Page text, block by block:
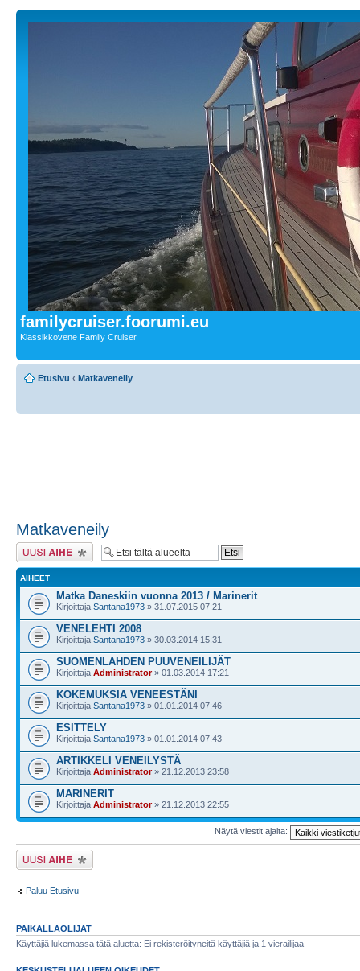
familycruiser.foorumi.eu
Klassikkovene Family Cruiser
Etusivu ‹ Matkaveneily
Matkaveneily
Lähetä uusi viesti
AIHEET
Matka Daneskiin vuonna 2013 / Marinerit
Kirjoittaja Santana1973 » 31.07.2015 07:21
VENELEHTI 2008
Kirjoittaja Santana1973 » 30.03.2014 15:31
SUOMENLAHDEN PUUVENEILIJÄT
Kirjoittaja Administrator» 01.03.2014 17:21
KOKEMUKSIA VENEESTÄNI
Kirjoittaja Santana1973 » 01.01.2014 07:46
ESITTELY
Kirjoittaja Santana1973 » 01.01.2014 07:43
ARTIKKELI VENEILYSTÄ
Kirjoittaja Administrator» 21.12.2013 23:58
MARINERIT
Kirjoittaja Administrator» 21.12.2013 22:55
Näytä viestit ajalta:
Lähetä uusi viesti
Paluu Etusivu
PAIKALLAOLIJAT
Käyttäjiä lukemassa tätä aluetta: Ei rekisteröityneitä käyttäjiä ja 1 vierailijaa